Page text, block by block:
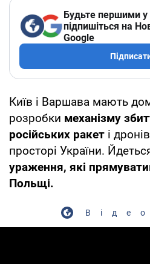
Будьте першими у
підпишіться на
Google
Київ і Варшава мають
розробки механізму
російських ракет і
просторі України.
ураження, які
Польщі.